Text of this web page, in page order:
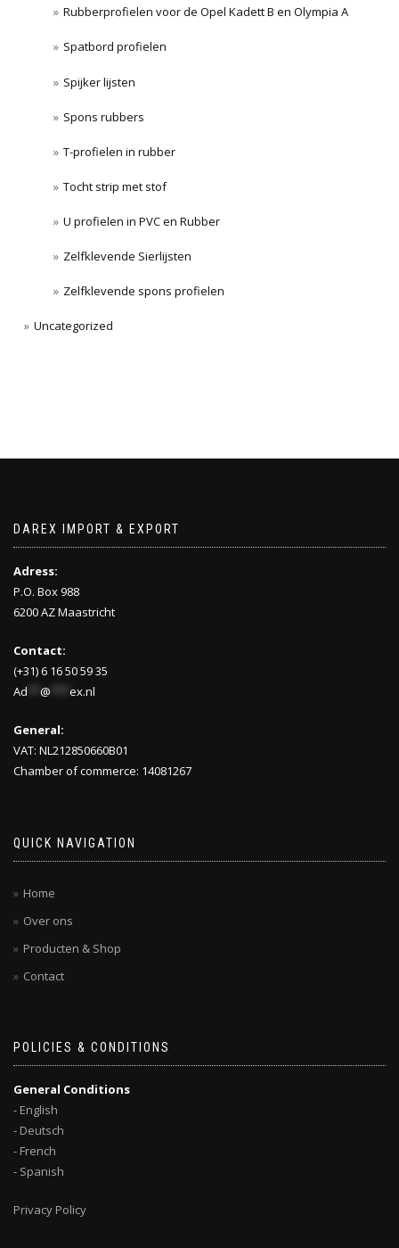
Rubberprofielen voor de Opel Kadett B en Olympia A
Spatbord profielen
Spijker lijsten
Spons rubbers
T-profielen in rubber
Tocht strip met stof
U profielen in PVC en Rubber
Zelfklevende Sierlijsten
Zelfklevende spons profielen
Uncategorized
DAREX IMPORT & EXPORT
Adress:
P.O. Box 988
6200 AZ Maastricht
Contact:
(+31) 6 16 50 59 35
Ad
@ ex.nl
General:
VAT: NL212850660B01
Chamber of commerce: 14081267
QUICK NAVIGATION
Home
Over ons
Producten & Shop
Contact
POLICIES & CONDITIONS
General Conditions
- English
- Deutsch
- French
- Spanish
Privacy Policy